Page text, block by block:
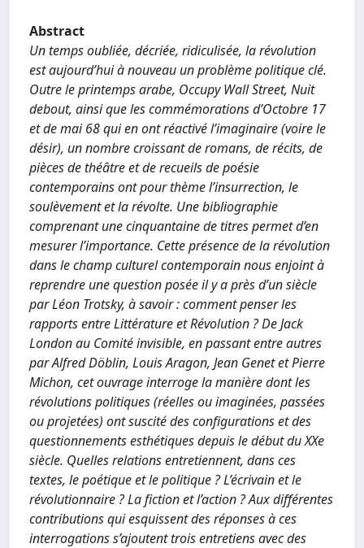
Abstract
Un temps oubliée, décriée, ridiculisée, la révolution
est aujourd’hui à nouveau un problème politique clé.
Outre le printemps arabe, Occupy Wall Street, Nuit
debout, ainsi que les commémorations d’Octobre 17
et de mai 68 qui en ont réactivé l’imaginaire (voire le
désir), un nombre croissant de romans, de récits, de
pièces de théâtre et de recueils de poésie
contemporains ont pour thème l’insurrection, le
soulèvement et la révolte. Une bibliographie
comprenant une cinquantaine de titres permet d’en
mesurer l’importance. Cette présence de la révolution
dans le champ culturel contemporain nous enjoint à
reprendre une question posée il y a près d’un siècle
par Léon Trotsky, à savoir : comment penser les
rapports entre Littérature et Révolution ? De Jack
London au Comité invisible, en passant entre autres
par Alfred Döblin, Louis Aragon, Jean Genet et Pierre
Michon, cet ouvrage interroge la manière dont les
révolutions politiques (réelles ou imaginées, passées
ou projetées) ont suscité des configurations et des
questionnements esthétiques depuis le début du XXe
siècle. Quelles relations entretiennent, dans ces
textes, le poétique et le politique ? L’écrivain et le
révolutionnaire ? La fiction et l’action ? Aux différentes
contributions qui esquissent des réponses à ces
interrogations s’ajoutent trois entretiens avec des